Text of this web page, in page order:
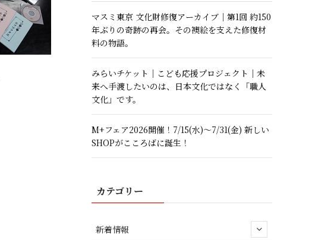
マスミ東京 文化財修復アーカイブ｜第1回 約150
年ぶりの奇跡の再会。その襖絵を支えた修復材
料の物語。
みらいチケット｜こども応援プロジェクト｜未
来へ手渡したいのは、日本文化ではなく「職人
文化」です。
M+フェア2026開催！7/15(水)～7/31(金) 新しい
SHOPがこころばに誕生！
カテゴリー
新着情報